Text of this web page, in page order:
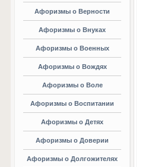
Афоризмы о Верности
Афоризмы о Внуках
Афоризмы о Военных
Афоризмы о Вождях
Афоризмы о Воле
Афоризмы о Воспитании
Афоризмы о Детях
Афоризмы о Доверии
Афоризмы о Долгожителях